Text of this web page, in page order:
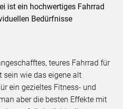
ist ein hochwertiges Fahrrad
Bedürfnisse
teures Fahrrad für
sein wie das eigene alt
ein gezieltes Fitness- und
aber die besten Effekte mit